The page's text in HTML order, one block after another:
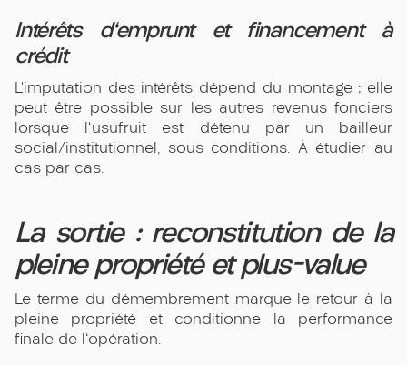
Intérêts d'emprunt et financement à
crédit
L’imputation des intérêts dépend du montage ; elle
peut être possible sur les autres revenus fonciers
lorsque l'usufruit est détenu par un bailleur
social/institutionnel, sous conditions. À étudier au
cas par cas.
La sortie : reconstitution de la
pleine propriété et plus-value
Le terme du démembrement marque le retour à la
pleine propriété et conditionne la performance
finale de l'opération.